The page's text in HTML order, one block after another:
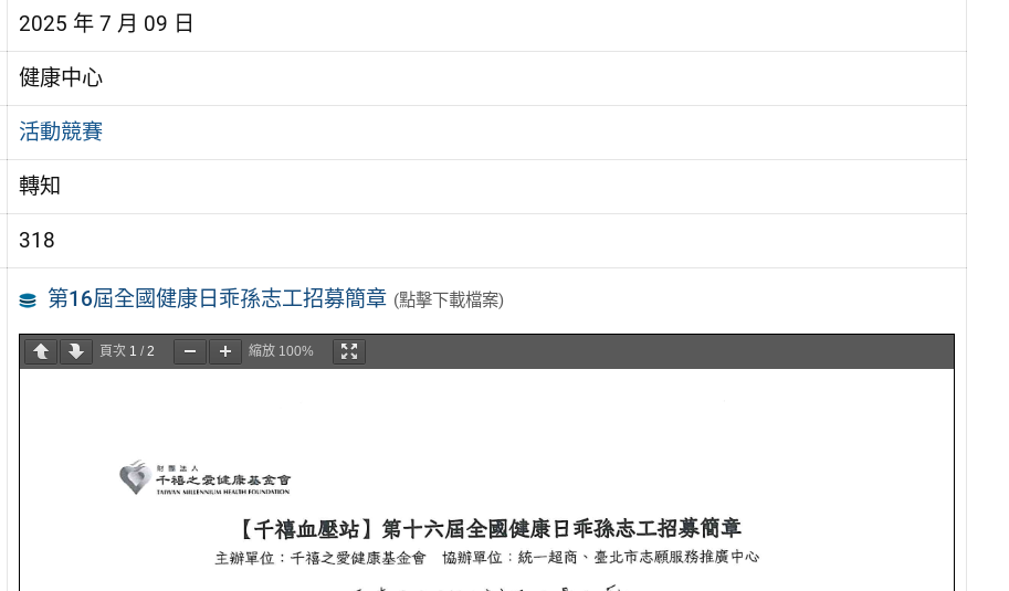
2025 年 7 月 09 日
健康中心
活動競賽
轉知
318
第16屆全國健康日乖孫志工招募簡章 (點擊下載檔案)
頁次 1 / 2 縮放 100%